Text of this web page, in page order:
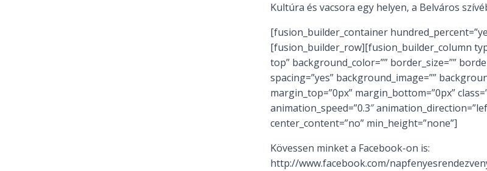
Kultúra és vacsora egy helyen, a Belváros
[fusion_builder_container
[fusion_builder_row][fusion_builder_column
top” background_color=”” border_size=””
spacing=”yes” background_image=””
margin_top=”0px” margin_bottom=”0px”
animation_speed=”0.3″
center_content=”no” min_height=”none”]
Kövessen minket a Facebook-on is:
http://www.facebook.com/